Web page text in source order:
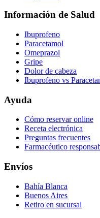
Información de Salud
Ibuprofeno
Paracetamol
Omeprazol
Gripe
Dolor de cabeza
Ibuprofeno vs
Ayuda
Cómo reservar online
Receta electrónica
Preguntas frecuentes
Farmacéutico
Envíos
Bahía Blanca
Buenos Aires
Retiro en sucursal